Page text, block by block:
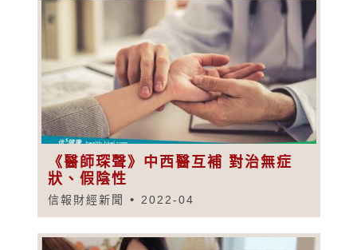
《醫師琛聲》中西醫互補 對治無症
狀、假陰性
信報財經新聞 2022-04